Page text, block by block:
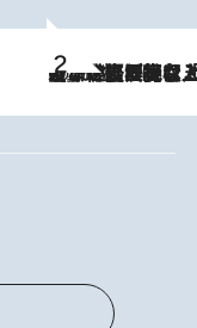
2026.8.5
【なぜ吉沢亮は「気配を消せる」のか？】興行収入208億の『国宝』を経て挑むミュージカル『ディア・エヴァン・ハンセン』。トップ俳優が舞台上でさらけ出した“孤独”とは